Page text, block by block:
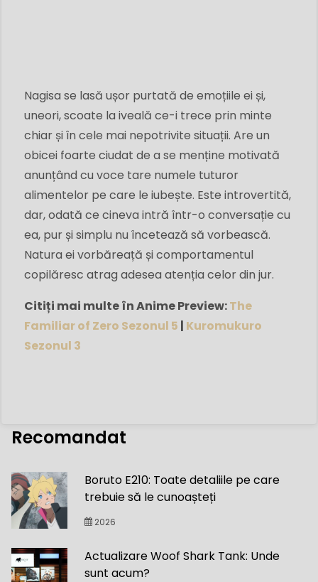
Nagisa se lasă ușor purtată de emoțiile ei și,
uneori, scoate la iveală ce-i trece prin minte
chiar și în cele mai nepotrivite situații. Are un
obicei foarte ciudat de a se menține motivată
anunțând cu voce tare numele tuturor
alimentelor pe care le iubește. Este introvertită,
dar, odată ce cineva intră într-o conversație cu
ea, pur și simplu nu încetează să vorbească.
Natura ei vorbăreață și comportamentul
copilăresc atrag adesea atenția celor din jur.
Citiți mai multe în Anime Preview:The
Familiar of Zero Sezonul 5 | Kuromukuro
Sezonul 3
Recomandat
Boruto E210: Toate detaliile pe care
trebuie să le cunoașteți
2026
Actualizare Woof Shark Tank: Unde
sunt acum?